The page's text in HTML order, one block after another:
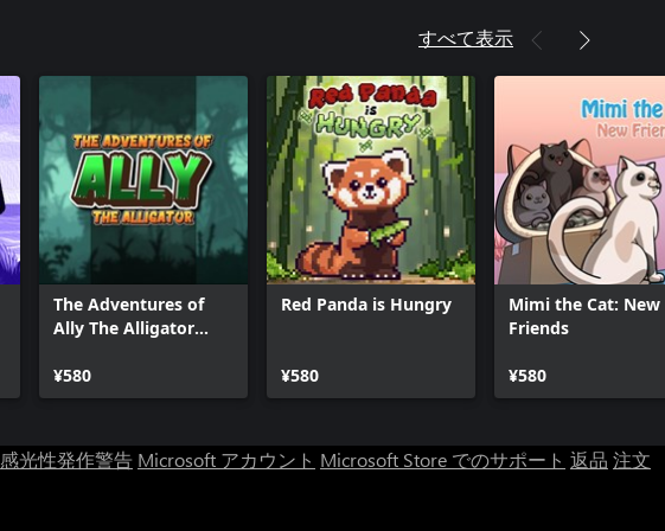
すべて表示
The Adventures of
Ally The Alligator
¥580
Red Panda is Hungry
¥580
Mimi the Cat: New
Friends
¥580
感光性発作警告 Microsoft アカウント Microsoft Store でのサポート 返品 注文